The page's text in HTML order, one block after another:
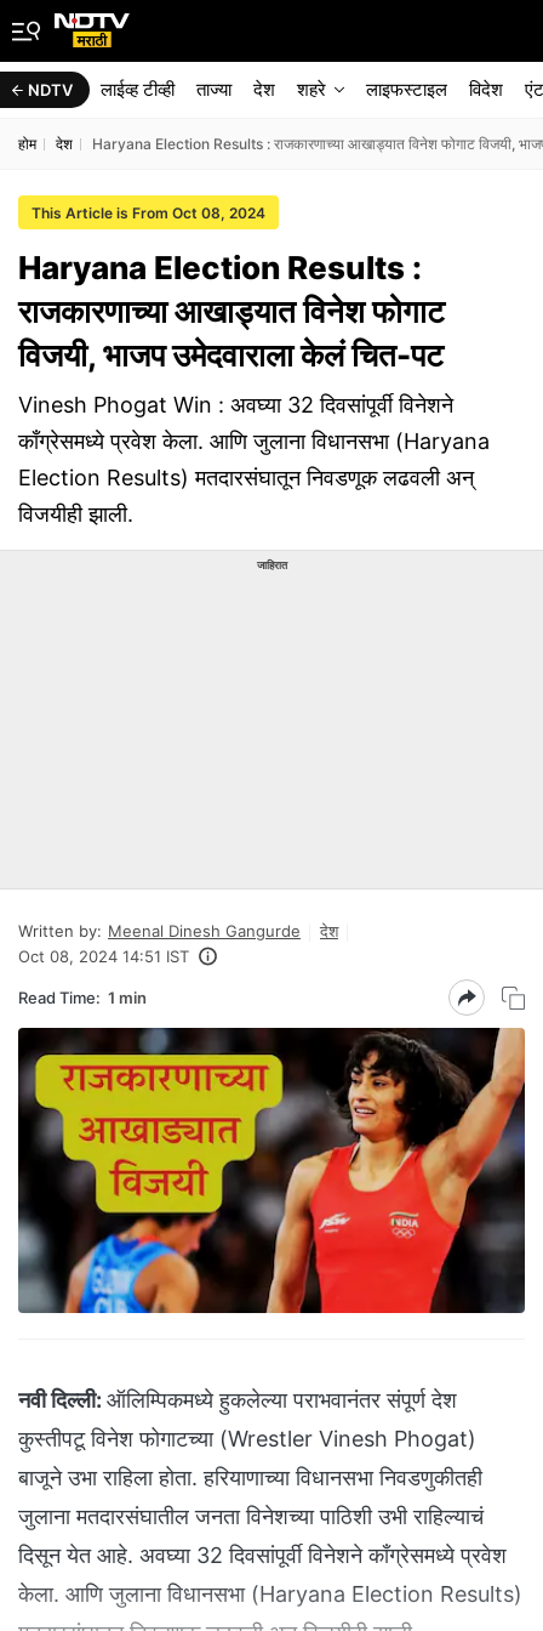
NDTV लाईव्ह टीव्ही ताज्या देश शहरे लाइफस्टाइल विदेश
होम देश Haryana Election Results : राजकारणाच्या आखाड्यात विनेश फोगाट विजयी,
This Article is From Oct 08, 2024
Haryana Election Results :
राजकारणाच्या आखाड्यात विनेश फोगाट
विजयी, भाजप उमेदवाराला केलं चित-पट
Vinesh Phogat Win : अवघ्या 32 दिवसांपूर्वी विनेशने
काँग्रेसमध्ये प्रवेश केला. आणि जुलाना विधानसभा (Haryana
Election Results) मतदारसंघातून निवडणूक लढवली अन्
विजयीही झाली.
जाहिरात
Written by: Meenal Dinesh Gangurde
देश
Oct 08, 2024 14:51 IST
Read Time: 1 min
नवी दिल्ली: ऑलिम्पिकमध्ये हुकलेल्या पराभवानंतर संपूर्ण देश
कुस्तीपटू विनेश फोगाटच्या (Wrestler Vinesh Phogat)
बाजूने उभा राहिला होता. हरियाणाच्या विधानसभा निवडणुकीतही
जुलाना मतदारसंघातील जनता विनेशच्या पाठिशी उभी राहिल्याचं
दिसून येत आहे. अवघ्या 32 दिवसांपूर्वी विनेशने काँग्रेसमध्ये प्रवेश
केला. आणि जुलाना विधानसभा (Haryana Election Results)